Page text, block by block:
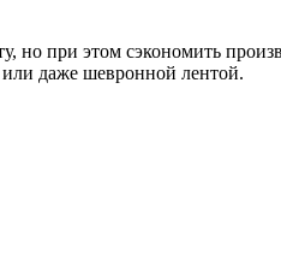
но при этом сэкономить
или даже шевронной лентой.